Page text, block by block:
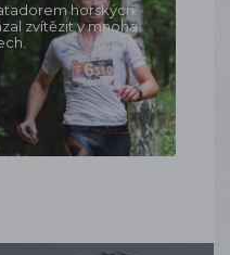
horských
zvítězit v mnoha